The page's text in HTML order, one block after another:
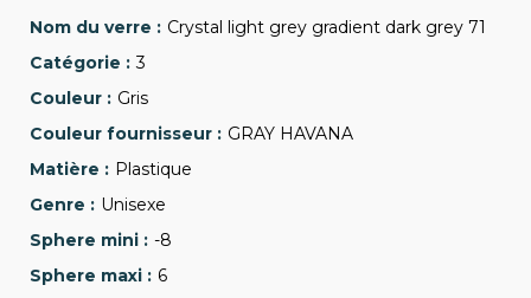
Crystal light grey gradient dark grey 71
3
Gris
GRAY HAVANA
Plastique
Unisexe
-8
6